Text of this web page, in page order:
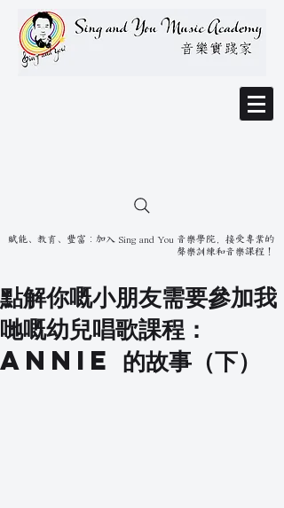
賦能、教育、豐富：加入 Sing and You 音樂學院，接受專業的
聲樂訓練和音樂課程！
點解你嘅小朋友需要參加我
哋嘅幼兒唱歌課程：
Annie 的故事（下）